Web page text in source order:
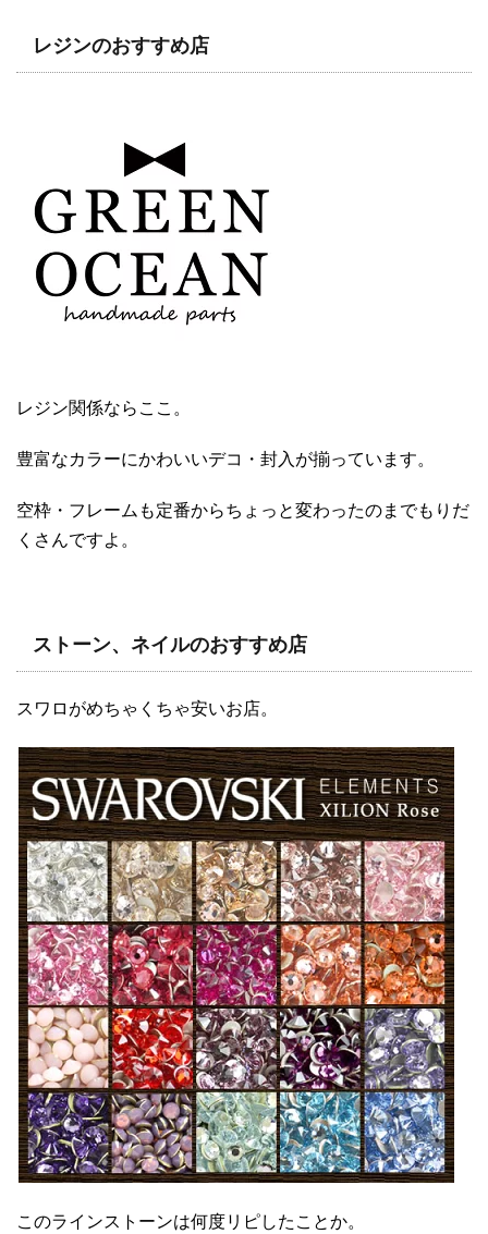
レジンのおすすめ店
レジン関係ならここ。
豊富なカラーにかわいいデコ・封入が揃っています。
空枠・フレームも定番からちょっと変わったのまでもりだ
くさんですよ。
ストーン、ネイルのおすすめ店
スワロがめちゃくちゃ安いお店。
このラインストーンは何度リピしたことか。